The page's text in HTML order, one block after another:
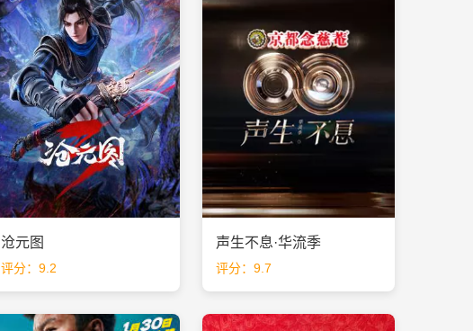
沧元图
评分：9.2
声生不息·华流季
评分：9.7